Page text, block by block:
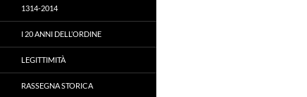
1314-2014
I 20 ANNI DELL’ORDINE
LEGITTIMITÀ
RASSEGNA STORICA